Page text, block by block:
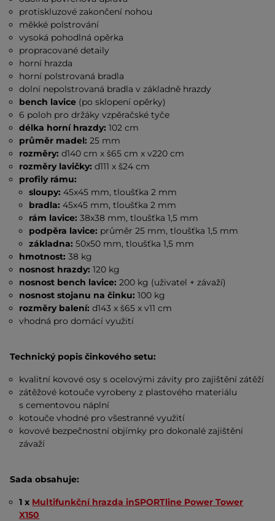
protiskluzové zakončení nohou
měkké polstrování
vysoká pohodlná opěrka
propracované detaily
horní hrazda
horní polstrovaná bradla
dolní nepolstrovaná bradla v základně hrazdy
bench lavice (po sklopení opěrky)
6 poloh pro držáky vzpěračské tyče
délka horní hrazdy: 102 cm
průměr madel: 25 mm
rozměry: d140 cm x š65 cm x v220 cm
rozměry lavičky:d111 x š24 cm
profily rámu:
sloupy: 45x45 mm, tloušťka 2 mm
bradla: 45x45 mm, tloušťka 2 mm
rám lavice: 38x38 mm, tloušťka 1,5 mm
podpěra lavice: průměr 25 mm, tloušťka 1,5 mm
základna: 50x50 mm, tloušťka 1,5 mm
hmotnost:38 kg
nosnost hrazdy:120 kg
nosnost bench lavice:200 kg (uživatel + závaží)
nosnost stojanu na činku:100 kg
rozměry balení:d143 x š65 x v11 cm
vhodná pro domácí využití
Technický popis činkového setu:
kvalitní kovové osy s ocelovými závity pro zajištění zátěží
zátěžové kotouče vyrobeny z plastového materiálu
s cementovou náplní
kotouče vhodné pro všestranné využití
kovové bezpečnostní objímky pro dokonalé zajištění
závaží
Sada obsahuje:
1 x Multifunkční hrazda inSPORTline Power Tower
X150